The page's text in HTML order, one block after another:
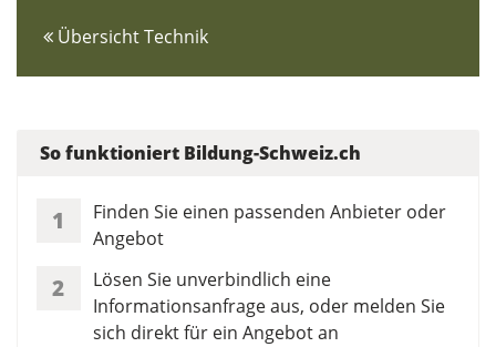
Übersicht Technik
So funktioniert Bildung-Schweiz.ch
1
Finden Sie einen passenden Anbieter oder
Angebot
2
Lösen Sie unverbindlich eine
Informationsanfrage aus, oder melden Sie
sich direkt für ein Angebot an